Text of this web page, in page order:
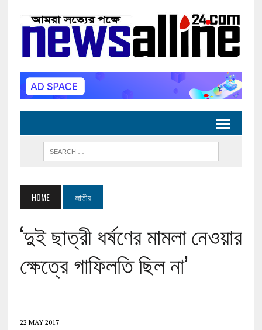
HOME জাতীয়
‘দুই ছাত্রী ধর্ষণের মামলা নেওয়ার
ক্ষেত্রে গাফিলতি ছিল না’
22 MAY 2017